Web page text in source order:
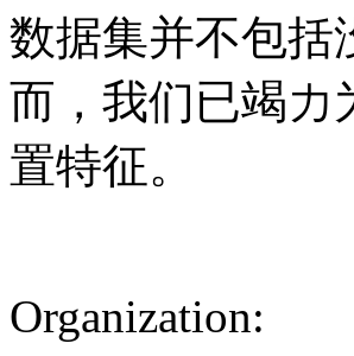
数据集并不包括
而，我们已竭力
置特征。
Organization: